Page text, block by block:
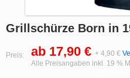
Grillschürze Born in
Preis: ab 17,90 € + 4,90 €
Alle Preisangaben inkl. 19 %